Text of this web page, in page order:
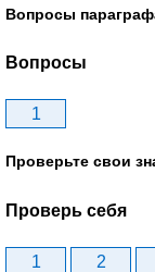
Вопросы
Вопросы
1
Проверьте свои
Проверь себя
1 2